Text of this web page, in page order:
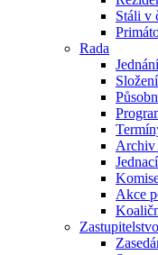
Stáli v
Rada
Archiv
Akce
Zastupitelstvo